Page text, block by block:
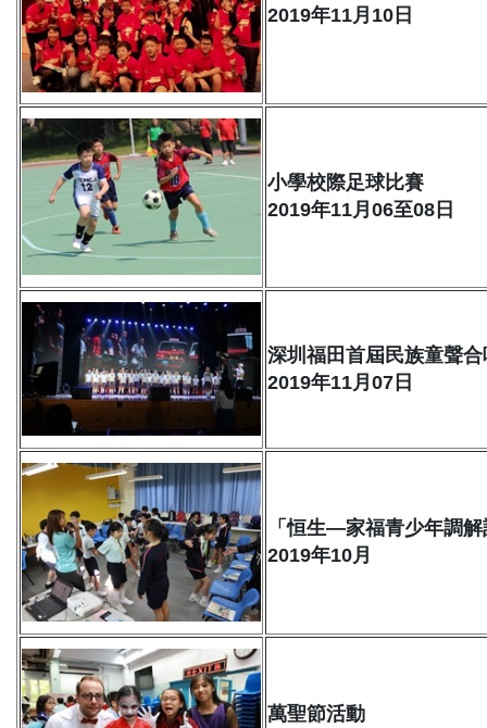
2019年11月10日
小學校際足球比賽
2019年11月06至08日
深圳福田首屆民族童聲合
2019年11月07日
「恒生—家福青少年調
2019年10月
萬聖節活動